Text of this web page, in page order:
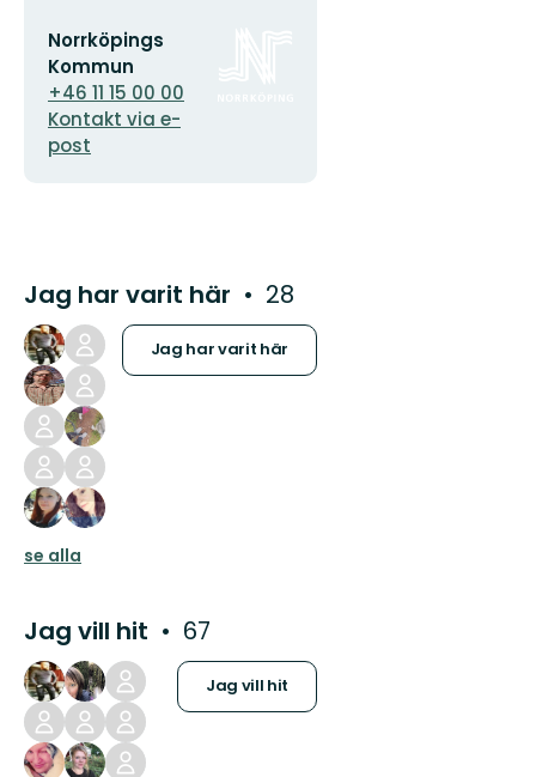
E-
postadress
Norrköpings
Kommun
+46 11 15 00 00
Kontakt via e-
post
Jag har varit här 28
Jag har varit här
se alla
Jag vill hit 67
Jag vill hit